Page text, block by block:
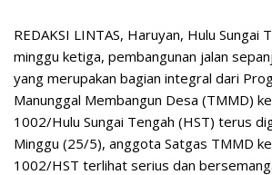
REDAKSI LINTAS, Haruyan, Hulu Sungai
minggu ketiga, pembangunan jalan
yang merupakan bagian integral dari
Manunggal Membangun Desa (TMMD)
1002/Hulu Sungai Tengah (HST) terus
Minggu (25/5), anggota Satgas TMMD
1002/HST terlihat serius dan